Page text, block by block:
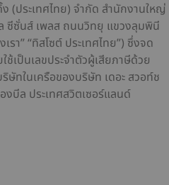
(ประเทศไทย) จำกัด สำนักงานใหญ่
ล ซีซั่นส์ เพลส ถนนวิทยุ แขวงลุมพินี
รา” “ทิสโซต์ ประเทศไทย”) ซึ่งจด
ช้เป็นเลขประจำตัวผู้เสียภาษีด้วย
ษัทในเครือของบริษัท เดอะ สวอท์ช
บีล ประเทศสวิตเซอร์แลนด์